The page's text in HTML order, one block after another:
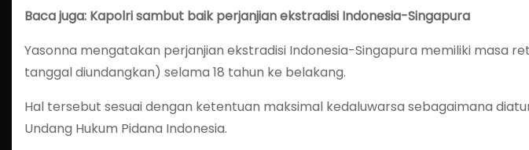
Baca juga: Kapolri sambut baik perjanjian ekstradisi Indonesia-Singapura
Yasonna mengatakan perjanjian ekstradisi Indonesia-Singapura memiliki masa
tanggal diundangkan) selama 18 tahun ke belakang.
Hal tersebut sesuai dengan ketentuan maksimal kedaluwarsa sebagaimana
Undang Hukum Pidana Indonesia.